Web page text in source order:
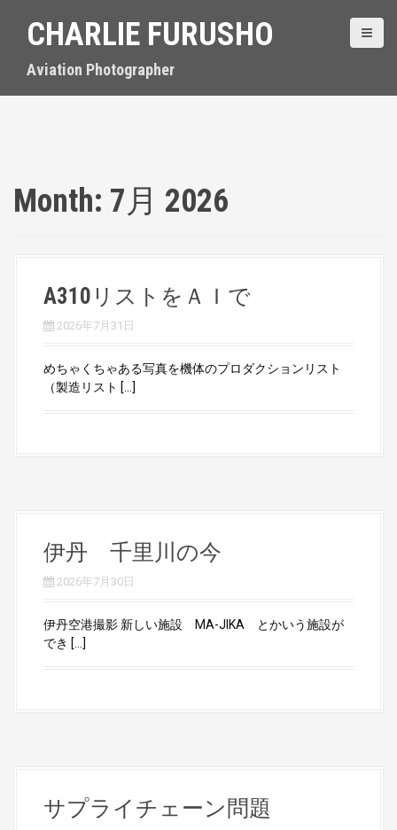
CHARLIE FURUSHO
Aviation Photographer
Month: 7月 2026
A310リストをＡＩで
2026年7月31日
めちゃくちゃある写真を機体のプロダクションリスト
（製造リスト […]
伊丹 千里川の今
2026年7月30日
伊丹空港撮影 新しい施設 MA-JIKA とかいう施設が
でき […]
サプライチェーン問題